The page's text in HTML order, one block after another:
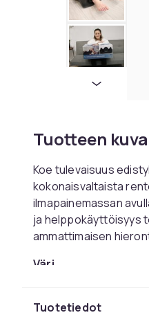
Tuotteen
Koe tulevaisuus
kokonaisvaltaista
ilmapainemassan
ja helppokäyttöisyys
ammattimaisen
Väri
Paino, gramma
Tuotetiedot